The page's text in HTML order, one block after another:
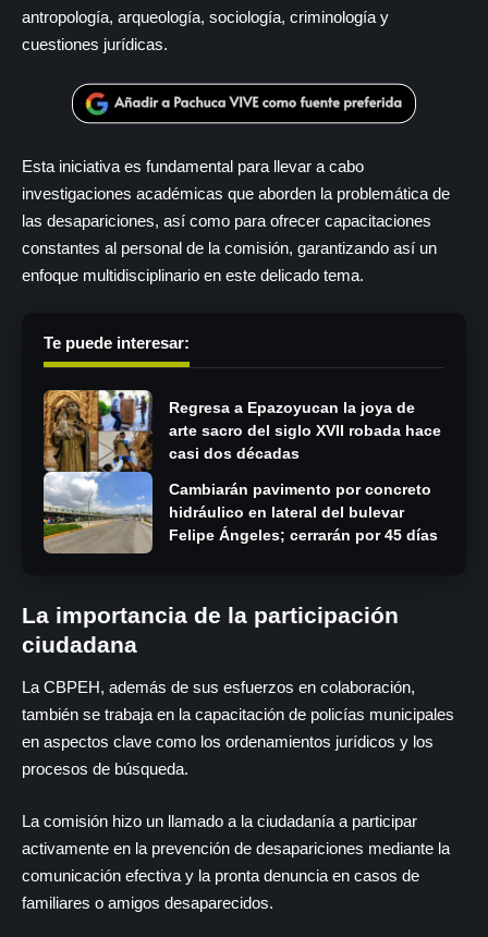
antropología, arqueología, sociología, criminología y
cuestiones jurídicas.
Esta iniciativa es fundamental para llevar a cabo
investigaciones académicas que aborden la problemática de
las desapariciones, así como para ofrecer capacitaciones
constantes al personal de la comisión, garantizando así un
enfoque multidisciplinario en este delicado tema.
Te puede interesar:
Regresa a Epazoyucan la joya de
arte sacro del siglo XVII robada hace
casi dos décadas
Cambiarán pavimento por concreto
hidráulico en lateral del bulevar
Felipe Ángeles; cerrarán por 45 días
La importancia de la participación
ciudadana
La CBPEH, además de sus esfuerzos en colaboración,
también se trabaja en la capacitación de policías municipales
en aspectos clave como los ordenamientos jurídicos y los
procesos de búsqueda.
La comisión hizo un llamado a la ciudadanía a participar
activamente en la prevención de desapariciones mediante la
comunicación efectiva y la pronta denuncia en casos de
familiares o amigos desaparecidos.